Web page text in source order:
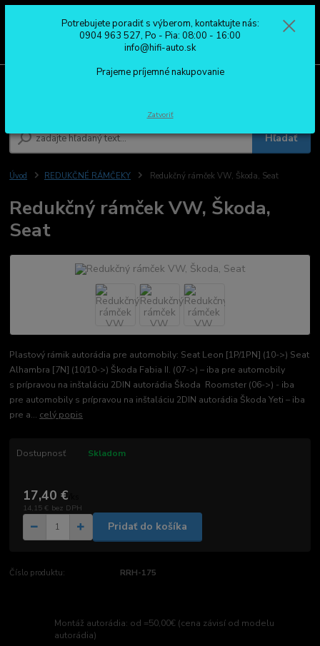
Hľadať
0904 963 527
Po - Pia: 08:00 - 16:00
Úvod REDUKČNÉ RÁMČEKY Redukčný rámček VW, Škoda, Seat
Redukčný rámček VW, Škoda,
Seat
Plastový rámik autorádia pre automobily: Seat Leon [1P/1PN] (10->) Seat
Alhambra [7N] (10/10->) Škoda Fabia II. (07->) – iba pre automobily
s prípravou na inštaláciu 2DIN autorádia Škoda Roomster (06->) - iba
pre automobily s prípravou na inštaláciu 2DIN autorádia Škoda Yeti – iba
pre a... celý popis
Dostupnosť Skladom
17,40 €
14,15 € bez DPH
Pridať do košíka
Číslo produktu: RRH-175
Montáž autorádia: od =50,00€ (cena závisí od modelu
autorádia)
Potrebujete poradiť s výberom, kontaktujte nás:
0904 963 527, Po - Pia: 08:00 - 16:00
info@hifi-auto.sk
Prajeme príjemné nakupovanie
Zatvoriť